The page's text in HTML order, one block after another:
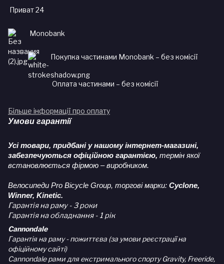
Приват 24
Monobank
Покупка частинами Monobank – без комісії
Оплата частинами – без комісії
Більше інформації про оплату
Умови гарантії
Усі товари, придбані у нашому інтернет-магазині,
забезпечуються офіційною гарантією, термін якої
встановлюється фірмою – виробником.
Велосипеди Pro Bicycle Group, торгові марки: Cyclone,
Winner, Kinetic.
Гарантія на раму - 3 роки
Гарантія на обладнання - 1 рік
Cannondale
Гарантія на раму - пожиттєва (за умови реєстрації на
офіційному сайті)
Cannondale рами для екстримального спорту Gravity, Freeride,